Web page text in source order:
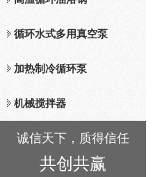
循环水式多用真空泵
加热制冷循环泵
机械搅拌器
诚信天下，质得信任
共创共赢